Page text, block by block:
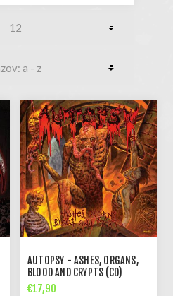
AUTOPSY - ASHES, ORGANS,
BLOOD AND CRYPTS (CD)
€17,90